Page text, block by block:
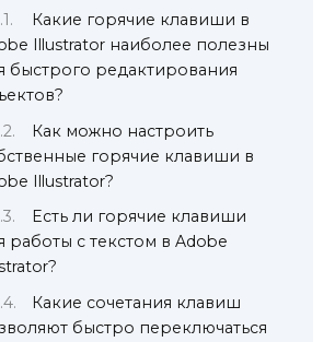
Какие горячие клавиши в
Illustrator наиболее полезны
быстрого редактирования
Как можно настроить
горячие клавиши в
Illustrator?
Есть ли горячие клавиши
работы с текстом в Adobe
Какие сочетания клавиш
быстро переключаться